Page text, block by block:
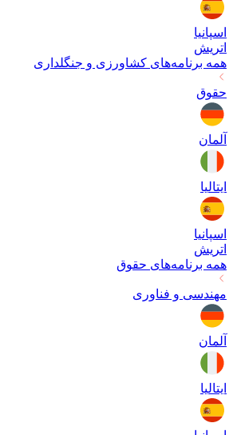
اسپانیا
اتریش
همه برنامه‌های کشاورزی و جنگلداری
حقوق
آلمان
ایتالیا
اسپانیا
اتریش
همه برنامه‌های حقوق
مهندسی و فناوری
آلمان
ایتالیا